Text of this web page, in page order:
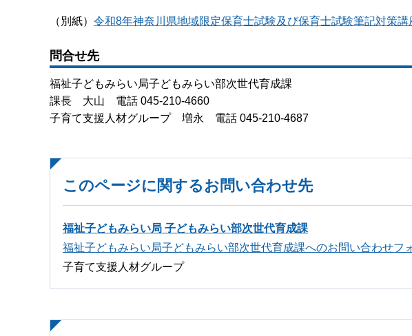
（別紙） 令和8年神奈川県地域限定保育士試験及び保育士試験筆記対策講
問合せ先
福祉子どもみらい局子どもみらい部次世代育成課
課長 大山 電話 045-210-4660
子育て支援人材グループ 増永 電話 045-210-4687
このページに関するお問い合わせ先
福祉子どもみらい局 子どもみらい部次世代育成課
福祉子どもみらい局子どもみらい部次世代育成課へのお問い合わせフ
子育て支援人材グループ